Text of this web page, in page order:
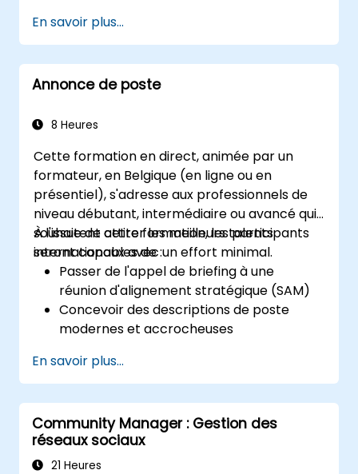
leadership.
Servir de modèle.
En savoir plus...
Annonce de poste
8 Heures
Cette formation en direct, animée par un
formateur, en Belgique (en ligne ou en
présentiel), s'adresse aux professionnels de
niveau débutant, intermédiaire ou avancé qui
souhaitent attirer les meilleurs talents
internationaux avec un effort minimal.
À l'issue de cette formation, les participants
seront capables de :
Passer de l'appel de briefing à une
réunion d'alignement stratégique (SAM)
Concevoir des descriptions de poste
modernes et accrocheuses
employeur et de Proposition de Valeur
Employeur (EVP)
Publier une ou plusieurs annonces
d'emploi
Recevoir une longue liste de candidats sur
mesure
En savoir plus...
Community Manager : Gestion des
réseaux sociaux
21 Heures